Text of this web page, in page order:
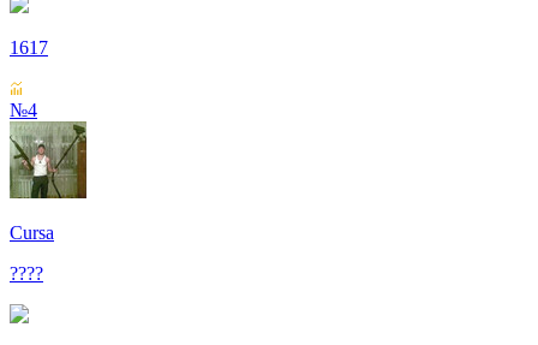
1617
№4
Cursa
????